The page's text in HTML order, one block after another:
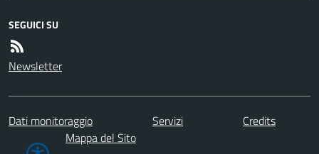
SEGUICI SU
Newsletter
Dati monitoraggio Servizi
Credits
Mappa del Sito